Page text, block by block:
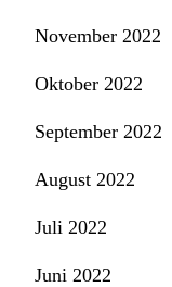
November 2022
Oktober 2022
September 2022
August 2022
Juli 2022
Juni 2022